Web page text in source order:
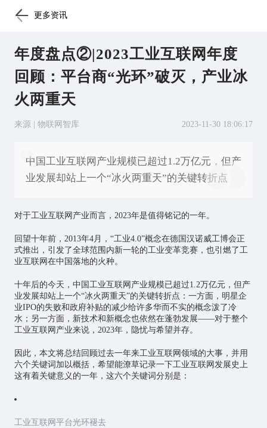
更多资讯
年度盘点②|2023工业互联网年度
回顾：平台商“光环”破灭，产业冰
火两重天
来源 | 物联网智库 2023-11-30 18:06:17
中国工业互联网产业规模已超过1.2万亿元，但产
业发展却站上一个“冰火两重天”的关键转折点
对于工业互联网 产业而言，2023年是值得铭记的一年。
回望十年前，2013年4月，“工业4.0”概念在德国汉诺威工博会正
式推出，引发了全球范围内新一轮的工业变革竞赛，也引燃了工
业互联网在中国落地的火种。
十年后的今天，中国工业互联网产业规模已超过1.2万亿元，但产
业发展却站上一个“冰火两重天”的关键转折点：一方面，明星企
业IPO的失败和政府补贴的减少给许多华而不实的概念泼了冷
水；另一方面，新技术和新概念也依然在蓬勃发展——对于整个
工业互联网产业来说，2023年，隐忧与希望并存。
因此，本文将总结回顾过去一年来工业互联网领域的大事，并用
六个关键词加以概括，希望能潦草记录一下工业互联网发展史上
这有着关键意义的一年，这六个关键词分别是：
工业互联网平台光环褪去